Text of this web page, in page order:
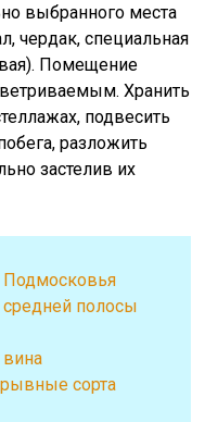
выбранного места
чердак, специальная
Помещение
Хранить
подвесить
разложить
застелив их
Подмосковья
полосы
сорта